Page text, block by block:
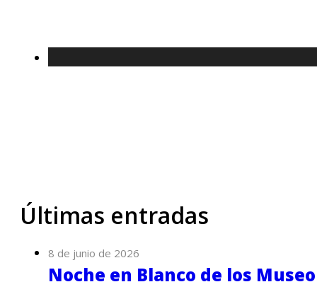
Últimas entradas
8 de junio de 2026
Noche en Blanco de los